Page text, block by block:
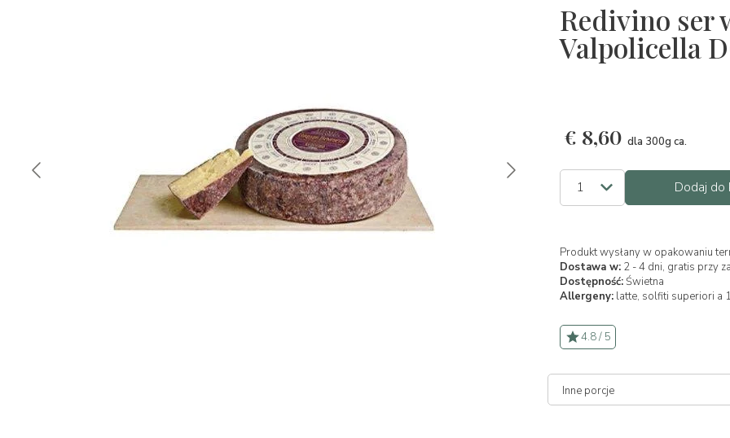
Redivino ser
Valpolicella
€ 8,60 dla 300g ca.
Dodaj do
Produkt wysłany w opakowaniu
Dostawa w: 2 - 4 dni, gratis przy
Dostępność:Świetna
Allergeny: latte, solfiti superiori a
4.8 / 5